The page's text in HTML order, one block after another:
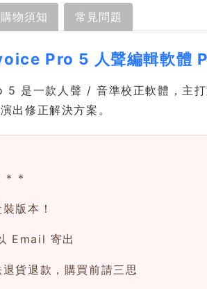
購物須知 常見問題
Pro 5 人聲編輯軟體
一款人聲 / 音準校正軟體，主打
出修正解決方案。
＊
版本！
Email 寄出
貨退款，購買前請三思